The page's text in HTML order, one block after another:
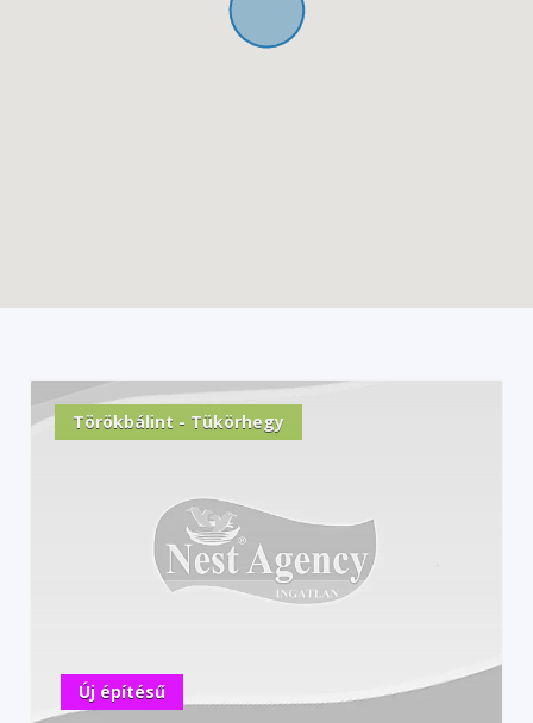
Törökbálint - Tükörhegy
Új építésű